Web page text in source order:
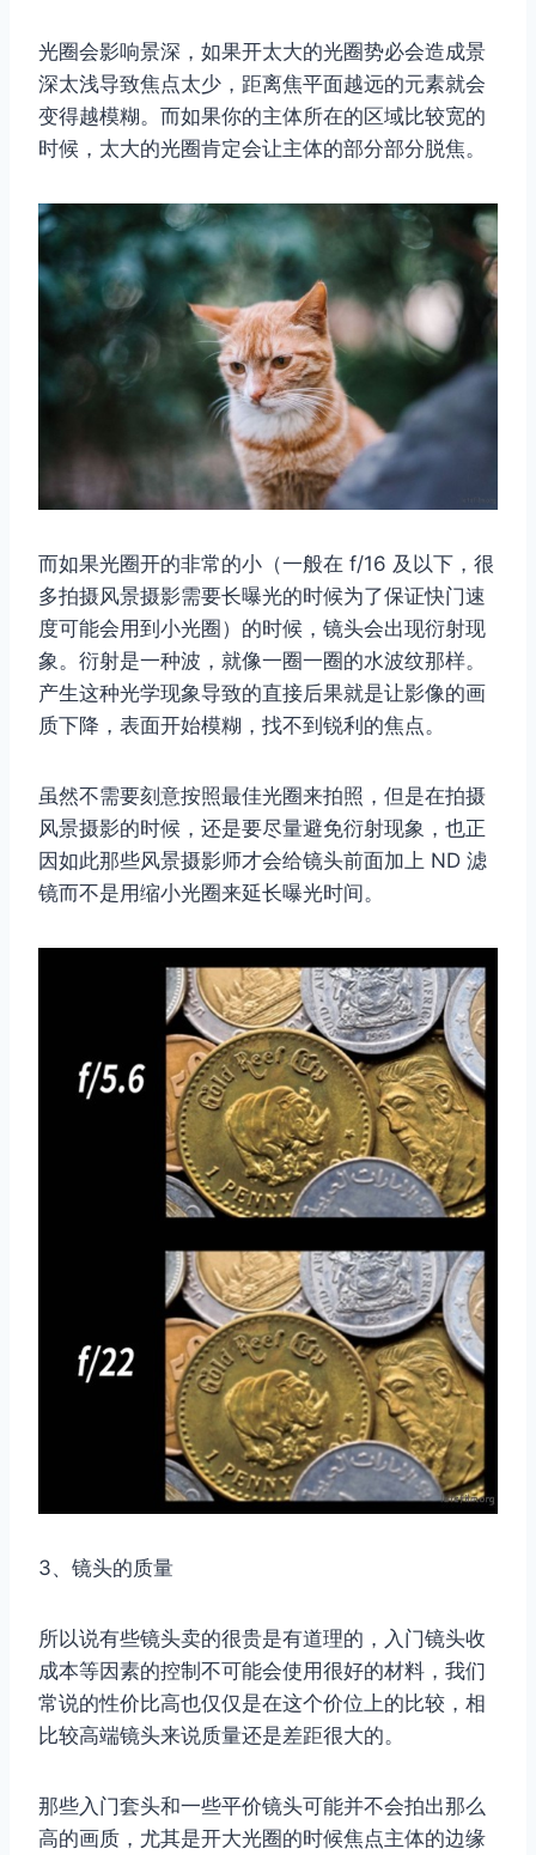
光圈会影响景深，如果开太大的光圈势必会造成景
深太浅导致焦点太少，距离焦平面越远的元素就会
变得越模糊。而如果你的主体所在的区域比较宽的
时候，太大的光圈肯定会让主体的部分部分脱焦。
而如果光圈开的非常的小（一般在 f/16 及以下，很
多拍摄风景摄影需要长曝光的时候为了保证快门速
度可能会用到小光圈）的时候，镜头会出现衍射现
象。衍射是一种波，就像一圈一圈的水波纹那样。
产生这种光学现象导致的直接后果就是让影像的画
质下降，表面开始模糊，找不到锐利的焦点。
虽然不需要刻意按照最佳光圈来拍照，但是在拍摄
风景摄影的时候，还是要尽量避免衍射现象，也正
因如此那些风景摄影师才会给镜头前面加上 ND 滤
镜而不是用缩小光圈来延长曝光时间。
3、镜头的质量
所以说有些镜头卖的很贵是有道理的，入门镜头收
成本等因素的控制不可能会使用很好的材料，我们
常说的性价比高也仅仅是在这个价位上的比较，相
比较高端镜头来说质量还是差距很大的。
那些入门套头和一些平价镜头可能并不会拍出那么
高的画质，尤其是开大光圈的时候焦点主体的边缘